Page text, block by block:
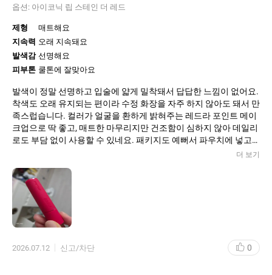
옵션: 아이코닉 립 스테인 더 레드
제형
매트해요
지속력 오래 지속돼요
발색감 선명해요
피부톤 쿨톤에 잘맞아요
발색이 정말 선명하고 입술에 얇게 밀착돼서 답답한 느낌이 없어요.
착색도 오래 유지되는 편이라 수정 화장을 자주 하지 않아도 돼서 만
족스럽습니다. 컬러가 얼굴을 환하게 밝혀주는 레드라 포인트 메이
크업으로 딱 좋고, 매트한 마무리지만 건조함이 심하지 않아 데일리
로도 부담 없이 사용할 수 있네요. 패키지도 예뻐서 파우치에 넣고
더 보기
2026.07.12 신고/차단 0